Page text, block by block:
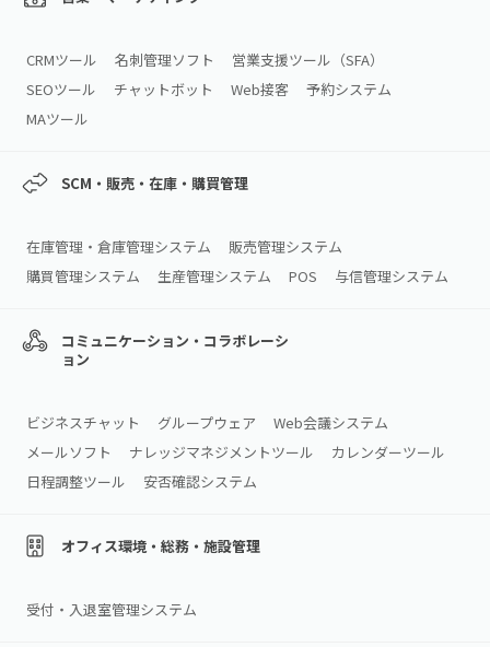
CRMツール 名刺管理ソフト
営業支援ツール（SFA）
SEOツール
チャットボット Web接客
予約システム
MAツール
SCM・販売・在庫・購買管理
在庫管理・倉庫管理システム
販売管理システム
購買管理システム
生産管理システム POS 与信管理システム
コミュニケーション・コラボレーシ
ョン
ビジネスチャット グループウェア
Web会議システム
メールソフト
ナレッジマネジメントツール
カレンダーツール
日程調整ツール
安否確認システム
オフィス環境・総務・施設管理
受付・入退室管理システム